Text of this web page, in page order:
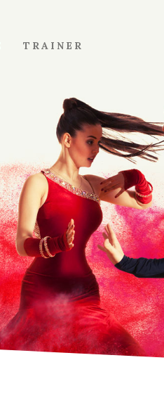
TRAINER